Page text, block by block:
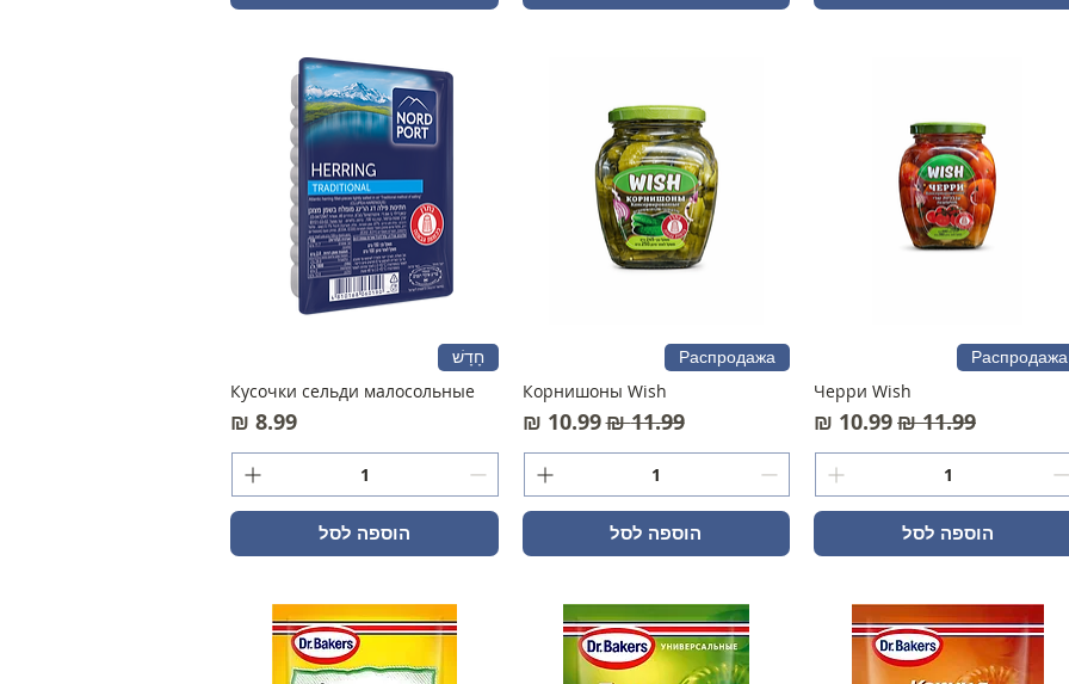
Распродажа
Черри Wish
מחיר רגילמחיר מבצע
הוספה לסל
Распродажа
Корнишоны Wish
מחיר רגיל‏11.99 ‏₪ מחיר מבצע‏10.99 ‏₪
הוספה לסל
חָדָשׁ
Кусочки сельди малосольные
מחיר
הוספה לסל